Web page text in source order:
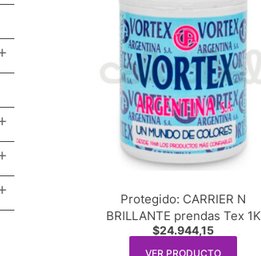
Protegido: CARRIER N
BRILLANTE prendas Tex 1K
$24.944,15
VER PRODUCTO